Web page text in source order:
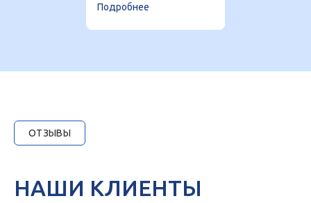
Подробнее
ОТЗЫВЫ
НАШИ КЛИЕНТЫ